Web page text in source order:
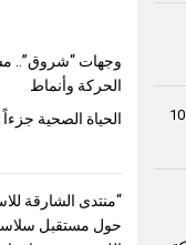
وجهات “شروق”..
الحركة وأنماط
الحياة الصحية جزءاً
حول مستقبل
إنتاج القمح في مصر خلال موسم 2026، يتجاوز 10